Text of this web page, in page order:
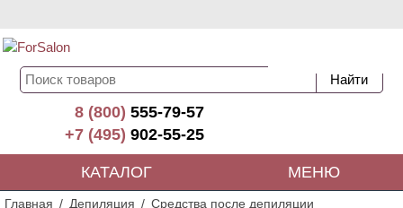
8 (800)555-79-57
+7 (495)902-55-25
КАТАЛОГ МЕНЮ
Главная Депиляция
Средства после депиляции